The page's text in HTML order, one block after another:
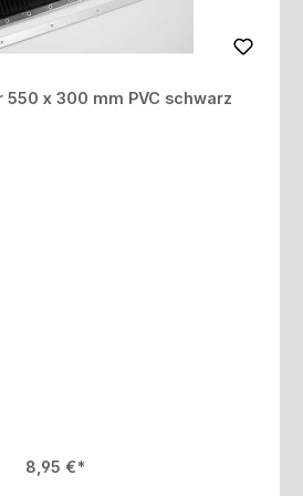
x 300 mm PVC schwarz
Regulärer Preis:
8,95 €